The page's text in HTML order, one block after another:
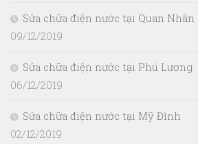
Sửa chữa điện nước tại Quan Nhân
09/12/2019
Sửa chữa điện nước tại Phú Lương
06/12/2019
Sửa chữa điện nước tại Mỹ Đình
02/12/2019